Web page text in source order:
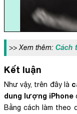
>> Xem thêm: Cách
Kết luận
Như vậy, trên đây là
dung lượng iPhone
Bằng cách làm theo